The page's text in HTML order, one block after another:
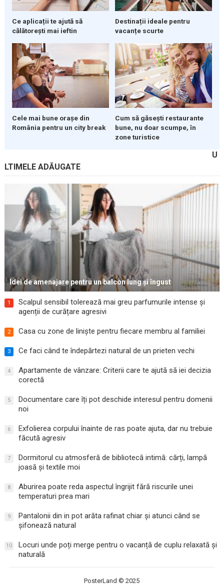
Ce aplicații te ajută să
călătorești mai ieftin
Destinații ideale pentru
vacanțe scurte
Cele mai bune orașe din
România pentru un city break
Cum să găsești restaurante
bune, nu doar scumpe, în
zone turistice
U
LTIMELE ADĂUGATE
Idei de amenajare pentru un balcon lung și îngust
1
Scalpul sensibil tolerează mai greu parfumurile intense și
agenții de curățare agresivi
2 Casa cu zone de liniște pentru fiecare membru al familiei
3 Ce faci când te îndepărtezi natural de un prieten vechi
4
Apartamente de vânzare: Criterii care te ajută să iei decizia
corectă
5
Documentare care îți pot deschide interesul pentru domenii
noi
6
Exfolierea corpului înainte de ras poate ajuta, dar nu trebuie
făcută agresiv
7
Dormitorul cu atmosferă de bibliotecă intimă: cărți, lampă
joasă și textile moi
8
Aburirea poate reda aspectul îngrijit fără riscurile unei
temperaturi prea mari
9
Pantalonii din in pot arăta rafinat chiar și atunci când se
șifonează natural
10
Locuri unde poți merge pentru o vacanță de cuplu relaxată și
naturală
PosterLand © 2025